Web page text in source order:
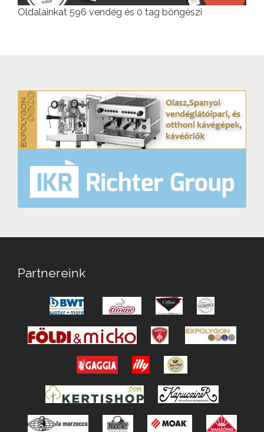
Oldalainkat 596 vendég és 0 tag böngészi
Partnereink